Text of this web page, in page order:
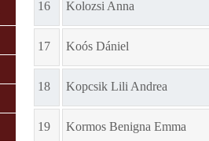
16 Kolozsi Anna
17 Koós Dániel
18 Kopcsik Lili Andrea
19 Kormos Benigna Emma